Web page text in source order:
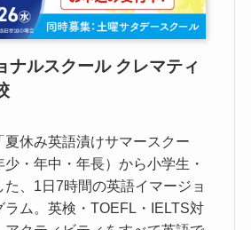
ナルスクール クレマティ
夏休み英語漬けサマースクー
少・年中・年長）から小学生・
、1日7時間の英語イマージョ
ラム。英検・TOEFL・IELTS対